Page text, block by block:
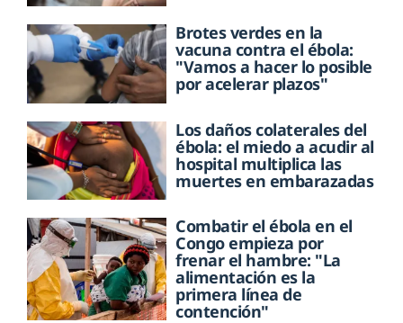
Brotes verdes en la
vacuna contra el ébola:
"Vamos a hacer lo posible
por acelerar plazos"
Los daños colaterales del
ébola: el miedo a acudir al
hospital multiplica las
muertes en embarazadas
Combatir el ébola en el
Congo empieza por
frenar el hambre: "La
alimentación es la
primera línea de
contención"